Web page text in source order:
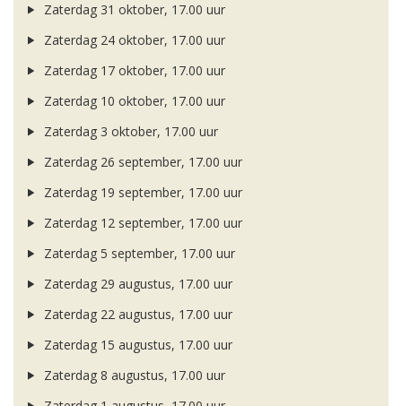
Zaterdag 31 oktober, 17.00 uur
Zaterdag 24 oktober, 17.00 uur
Zaterdag 17 oktober, 17.00 uur
Zaterdag 10 oktober, 17.00 uur
Zaterdag 3 oktober, 17.00 uur
Zaterdag 26 september, 17.00 uur
Zaterdag 19 september, 17.00 uur
Zaterdag 12 september, 17.00 uur
Zaterdag 5 september, 17.00 uur
Zaterdag 29 augustus, 17.00 uur
Zaterdag 22 augustus, 17.00 uur
Zaterdag 15 augustus, 17.00 uur
Zaterdag 8 augustus, 17.00 uur